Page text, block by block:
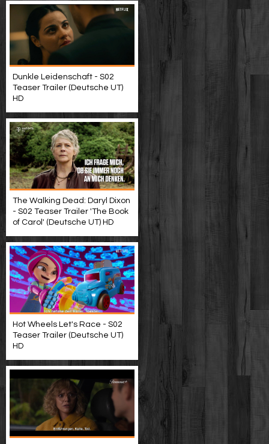
Dunkle Leidenschaft - S02
Teaser Trailer (Deutsche UT)
HD
The Walking Dead: Daryl Dixon
- S02 Teaser Trailer 'The Book
of Carol' (Deutsche UT) HD
Hot Wheels Let's Race - S02
Teaser Trailer (Deutsche UT)
HD